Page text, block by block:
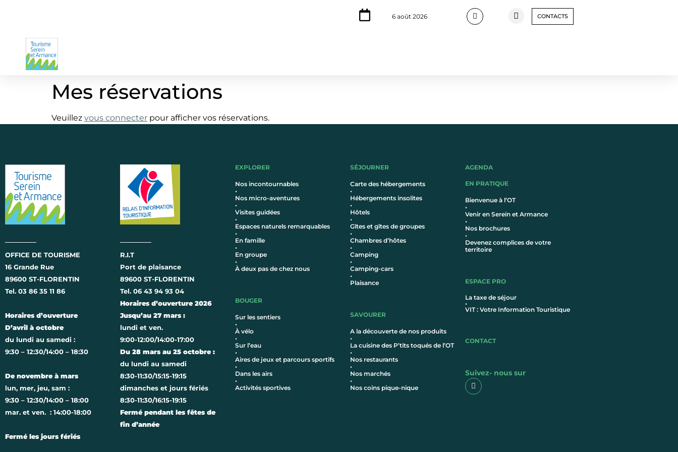
6 août 2026 CONTACTS
Mes réservations
Veuillez vous connecter pour afficher vos réservations.
OFFICE DE TOURISME
16 Grande Rue
89600 ST-FLORENTIN
Tel. 03 86 35 11 86
Horaires d’ouverture
D’avril à octobre
du lundi au samedi :
9:30 – 12:30/14:00 – 18:30
De novembre à mars
lun, mer, jeu, sam :
9:30 – 12:30/14:00 – 18:00
mar. et ven. : 14:00-18:00
Fermé les jours fériés
R.I.T
Port de plaisance
89600 ST-FLORENTIN
Tel. 06 43 94 93 04
Horaires d’ouverture 2026
Jusqu’au 27 mars :
lundi et ven.
9:00-12:00/14:00-17:00
Du 28 mars au 25 octobre :
du lundi au samedi
8:30-11:30/15:15-19:15
dimanches et jours fériés
8:30-11:30/16:15-19:15
Fermé pendant les fêtes de
fin d’année
EXPLORER
Nos incontournables
•
Nos micro-aventures
•
Visites guidées
•
Espaces naturels remarquables
•
En famille
•
En groupe
•
À deux pas de chez nous
BOUGER
Sur les sentiers
•
À vélo
•
Sur l’eau
•
Aires de jeux et parcours sportifs
•
Dans les airs
•
Activités sportives
SÉJOURNER
Carte des hébergements
•
Hébergements insolites
•
Hôtels
•
Gîtes et gîtes de groupes
•
Chambres d’hôtes
•
Camping
•
Camping-cars
•
Plaisance
SAVOURER
A la découverte de nos produits
•
La cuisine des P’tits toqués de l’OT
•
Nos restaurants
•
Nos marchés
•
Nos coins pique-nique
AGENDA
EN PRATIQUE
Bienvenue à l’OT
•
Venir en Serein et Armance
•
Nos brochures
•
Devenez complices de votre
territoire
ESPACE PRO
La taxe de séjour
•
VIT : Votre Information Touristique
CONTACT
Suivez- nous sur